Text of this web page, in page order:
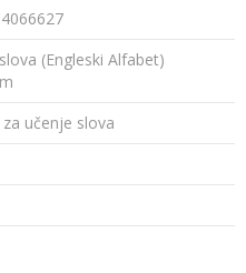
(Engleski Alfabet)
učenje slova